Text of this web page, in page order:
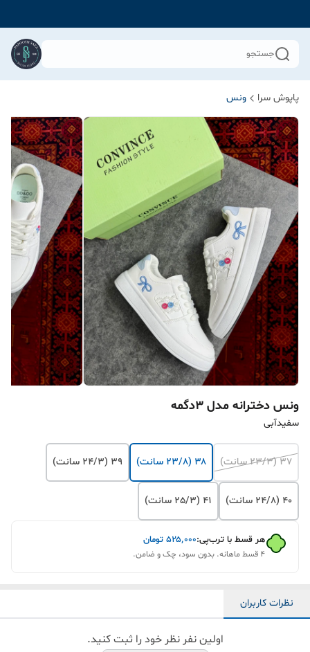
جستجو
پاپوش سرا ونس
ونس دخترانه مدل ۳دگمه
سفیدآبی
۳۷ (23/3 سانت) ۳۸ (23/8 سانت) ۳۹ (24/3 سانت)
۴۰ (24/8 سانت) ۴۱ (25/3 سانت)
هر قسط با ترب‌پی:۵۲۵٬۰۰۰ تومان
۴ قسط ماهانه. بدون سود، چک و ضامن.
نظرات کاربران
اولین نفر نظر خود را ثبت کنید.